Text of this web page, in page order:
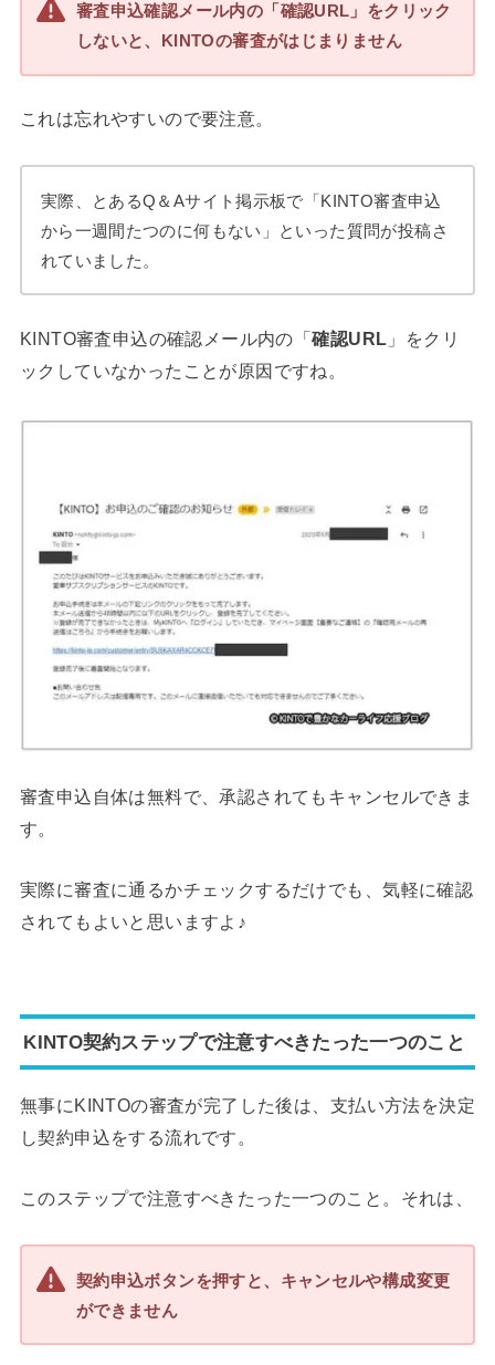
審査申込確認メール内の「確認URL」をクリック
しないと、KINTOの審査がはじまりません
これは忘れやすいので要注意。
実際、とあるQ＆Aサイト掲示板で「KINTO審査申込
から一週間たつのに何もない」といった質問が投稿さ
れていました。
KINTO審査申込の確認メール内の「確認URL 」をクリ
ックしていなかったことが原因ですね。
審査申込自体は無料で、承認されてもキャンセルできま
す。
実際に審査に通るかチェックするだけでも、気軽に確認
されてもよいと思いますよ♪
KINTO契約ステップで注意すべきたった一つのこと
無事にKINTOの審査が完了した後は、支払い方法を決定
し契約申込をする流れです。
このステップで注意すべきたった一つのこと。それは、
契約申込ボタンを押すと、キャンセルや構成変更
ができません